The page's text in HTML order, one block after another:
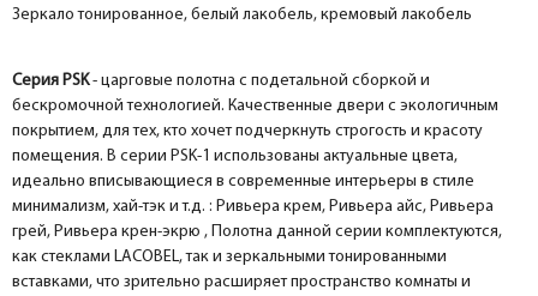
Зеркало тонированное, белый лакобель, кремовый лакобель
Серия PSK- царговые полотна с подетальной сборкой и
бескромочной технологией. Качественные двери с экологичным
покрытием, для тех, кто хочет подчеркнуть строгость и красоту
помещения. В серии PSK-1 использованы актуальные цвета,
идеально вписывающиеся в современные интерьеры в стиле
минимализм, хай-тэк и т.д. : Ривьера крем, Ривьера айс, Ривьера
грей, Ривьера крен-экрю , Полотна данной серии комплектуются,
как стеклами LACOBEL, так и зеркальными тонированными
вставками, что зрительно расширяет пространство комнаты и